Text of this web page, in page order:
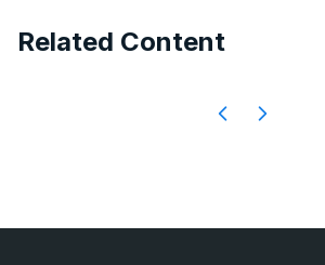
Related Content